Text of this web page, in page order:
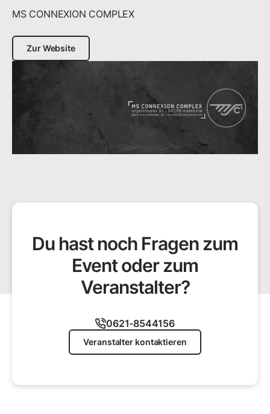
MS CONNEXION COMPLEX
Zur Website
Du hast noch Fragen zum
Event oder zum
Veranstalter?
0621-8544156
Veranstalter kontaktieren